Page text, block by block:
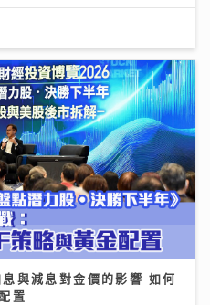
與減息對金價的影響 如何
置